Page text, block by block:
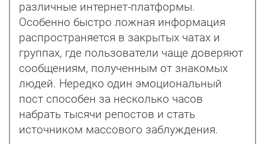
различные интернет-платформы.
Особенно быстро ложная информация
распространяется в закрытых чатах и
группах, где пользователи чаще доверяют
сообщениям, полученным от знакомых
людей. Нередко один эмоциональный
пост способен за несколько часов
набрать тысячи репостов и стать
источником массового заблуждения.